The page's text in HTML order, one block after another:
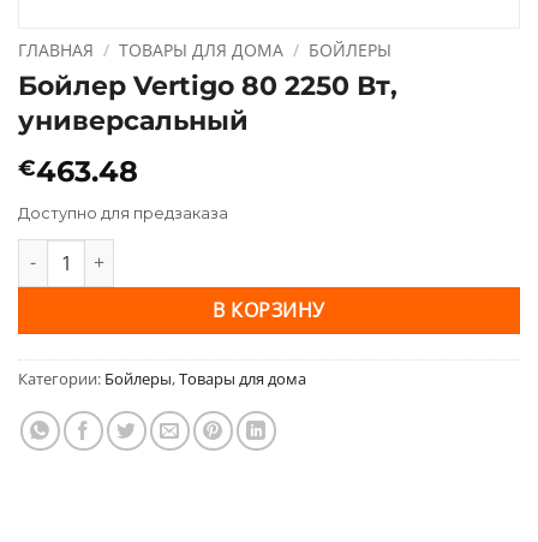
ГЛАВНАЯ / ТОВАРЫ ДЛЯ ДОМА / БОЙЛЕРЫ
Бойлер Vertigo 80 2250 Вт,
универсальный
€463.48
Доступно для предзаказа
Количество товара Бойлер Vertigo 80 2250 Вт, универсальный
В КОРЗИНУ
Категории: Бойлеры,Товары для дома